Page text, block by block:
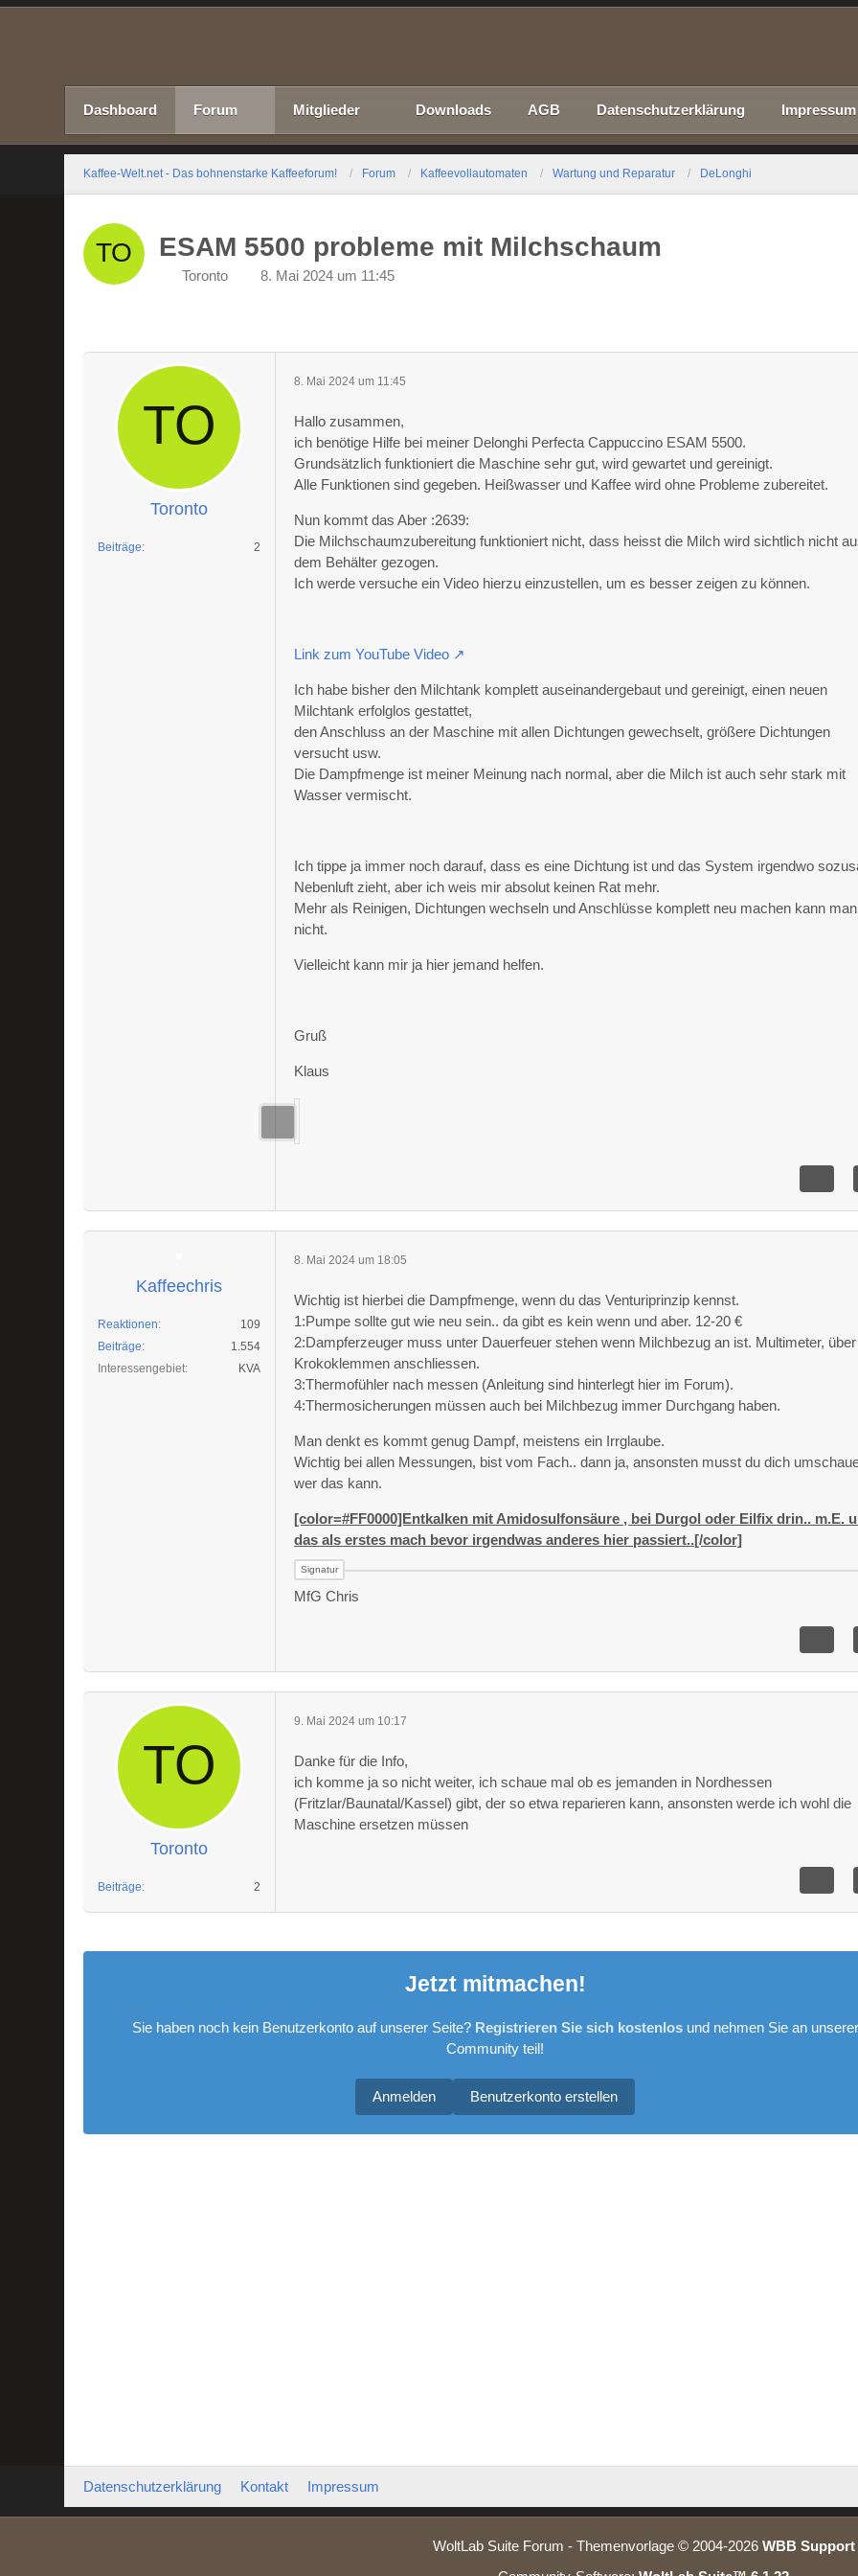
Dashboard Forum Mitglieder Downloads AGB Datenschutzerklärung Impressum
Kaffee-Welt.net - Das bohnenstarke Kaffeeforum! Forum Kaffeevollautomaten Wartung und Reparatur DeLonghi
ESAM 5500 probleme mit Milchschaum
Toronto 8. Mai 2024 um 11:45
Toronto
Beiträge 2
8. Mai 2024 um 11:45
Hallo zusammen,
ich benötige Hilfe bei meiner Delonghi Perfecta Cappuccino ESAM 5500.
Grundsätzlich funktioniert die Maschine sehr gut, wird gewartet und gereinigt.
Alle Funktionen sind gegeben. Heißwasser und Kaffee wird ohne Probleme zubereitet.
Nun kommt das Aber :2639:
Die Milchschaumzubereitung funktioniert nicht, dass heisst die Milch wird sichtlich nicht
dem Behälter gezogen.
Ich werde versuche ein Video hierzu einzustellen, um es besser zeigen zu können.
Link zum YouTube Video
Ich habe bisher den Milchtank komplett auseinandergebaut und gereinigt, einen neuen
Milchtank erfolglos gestattet,
den Anschluss an der Maschine mit allen Dichtungen gewechselt, größere Dichtungen
versucht usw.
Die Dampfmenge ist meiner Meinung nach normal, aber die Milch ist auch sehr stark mit
Wasser vermischt.
Ich tippe ja immer noch darauf, dass es eine Dichtung ist und das System irgendwo
Nebenluft zieht, aber ich weis mir absolut keinen Rat mehr.
Mehr als Reinigen, Dichtungen wechseln und Anschlüsse komplett neu machen kann
nicht.
Vielleicht kann mir ja hier jemand helfen.
Gruß
Klaus
Kaffeechris
Reaktionen
109
Beiträge
1.554
Interessengebiet
KVA
8. Mai 2024 um 18:05
Wichtig ist hierbei die Dampfmenge, wenn du das Venturiprinzip kennst.
1:Pumpe sollte gut wie neu sein.. da gibt es kein wenn und aber. 12-20 €
2:Dampferzeuger muss unter Dauerfeuer stehen wenn Milchbezug an ist. Multimeter, über
Krokoklemmen anschliessen.
3:Thermofühler nach messen (Anleitung sind hinterlegt hier im Forum).
4:Thermosicherungen müssen auch bei Milchbezug immer Durchgang haben.
Man denkt es kommt genug Dampf, meistens ein Irrglaube.
Wichtig bei allen Messungen, bist vom Fach.. dann ja, ansonsten musst du dich
wer das kann.
[color=#FF0000]Entkalken mit Amidosulfonsäure , bei Durgol oder Eilfix drin.. m.E.
das als erstes mach bevor irgendwas anderes hier passiert..[/color]
MfG Chris
Toronto
Beiträge 2
9. Mai 2024 um 10:17
Danke für die Info,
ich komme ja so nicht weiter, ich schaue mal ob es jemanden in Nordhessen
(Fritzlar/Baunatal/Kassel) gibt, der so etwa reparieren kann, ansonsten werde ich wohl die
Maschine ersetzen müssen
Jetzt mitmachen!
Sie haben noch kein Benutzerkonto auf unserer Seite? Registrieren Sie sich kostenlosund nehmen Sie an unserer
Community teil!
Benutzerkonto erstellen
Anmelden
Datenschutzerklärung Kontakt Impressum
WoltLab Suite Forum - Themenvorlage © 2004-2026 WBB Support